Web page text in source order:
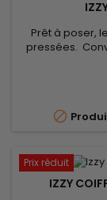
Prêt à poser,
pressées.
l'enfiler
! confort

Prix réduit
IZZY